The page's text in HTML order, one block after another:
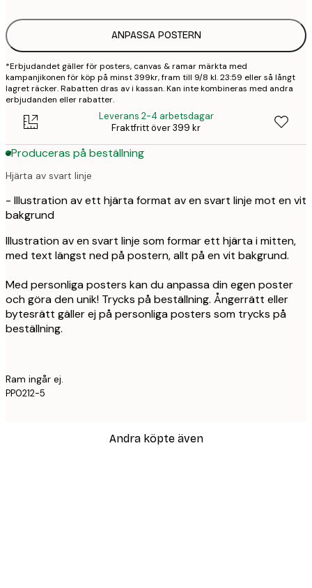
ANPASSA POSTERN
*Erbjudandet gäller för posters, canvas & ramar märkta med
kampanjikonen för köp på minst 399kr, fram till 9/8 kl. 23:59 eller så långt
lagret räcker. Rabatten dras av i kassan. Kan inte kombineras med andra
erbjudanden eller rabatter.
Leverans 2-4 arbetsdagar
Fraktfritt över 399 kr
Produceras på beställning
Hjärta av svart linje
- Illustration av ett hjärta format av en svart linje mot en vit
bakgrund
Illustration av en svart linje som formar ett hjärta i mitten,
med text längst ned på postern, allt på en vit bakgrund.
Med personliga posters kan du anpassa din egen poster
och göra den unik! Trycks på beställning. Ångerrätt eller
bytesrätt gäller ej på personliga posters som trycks på
beställning.
Ram ingår ej.
PP0212-5
Andra köpte även